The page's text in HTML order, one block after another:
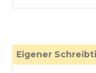
Eigener